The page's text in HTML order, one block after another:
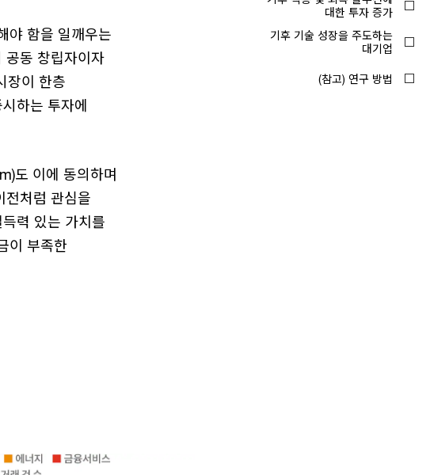
야 함을 일깨우는
공동 창립자이자
장이 한층
하는 투자에
도 이에 동의하며
전처럼 관심을
력 있는 가치를
이 부족한